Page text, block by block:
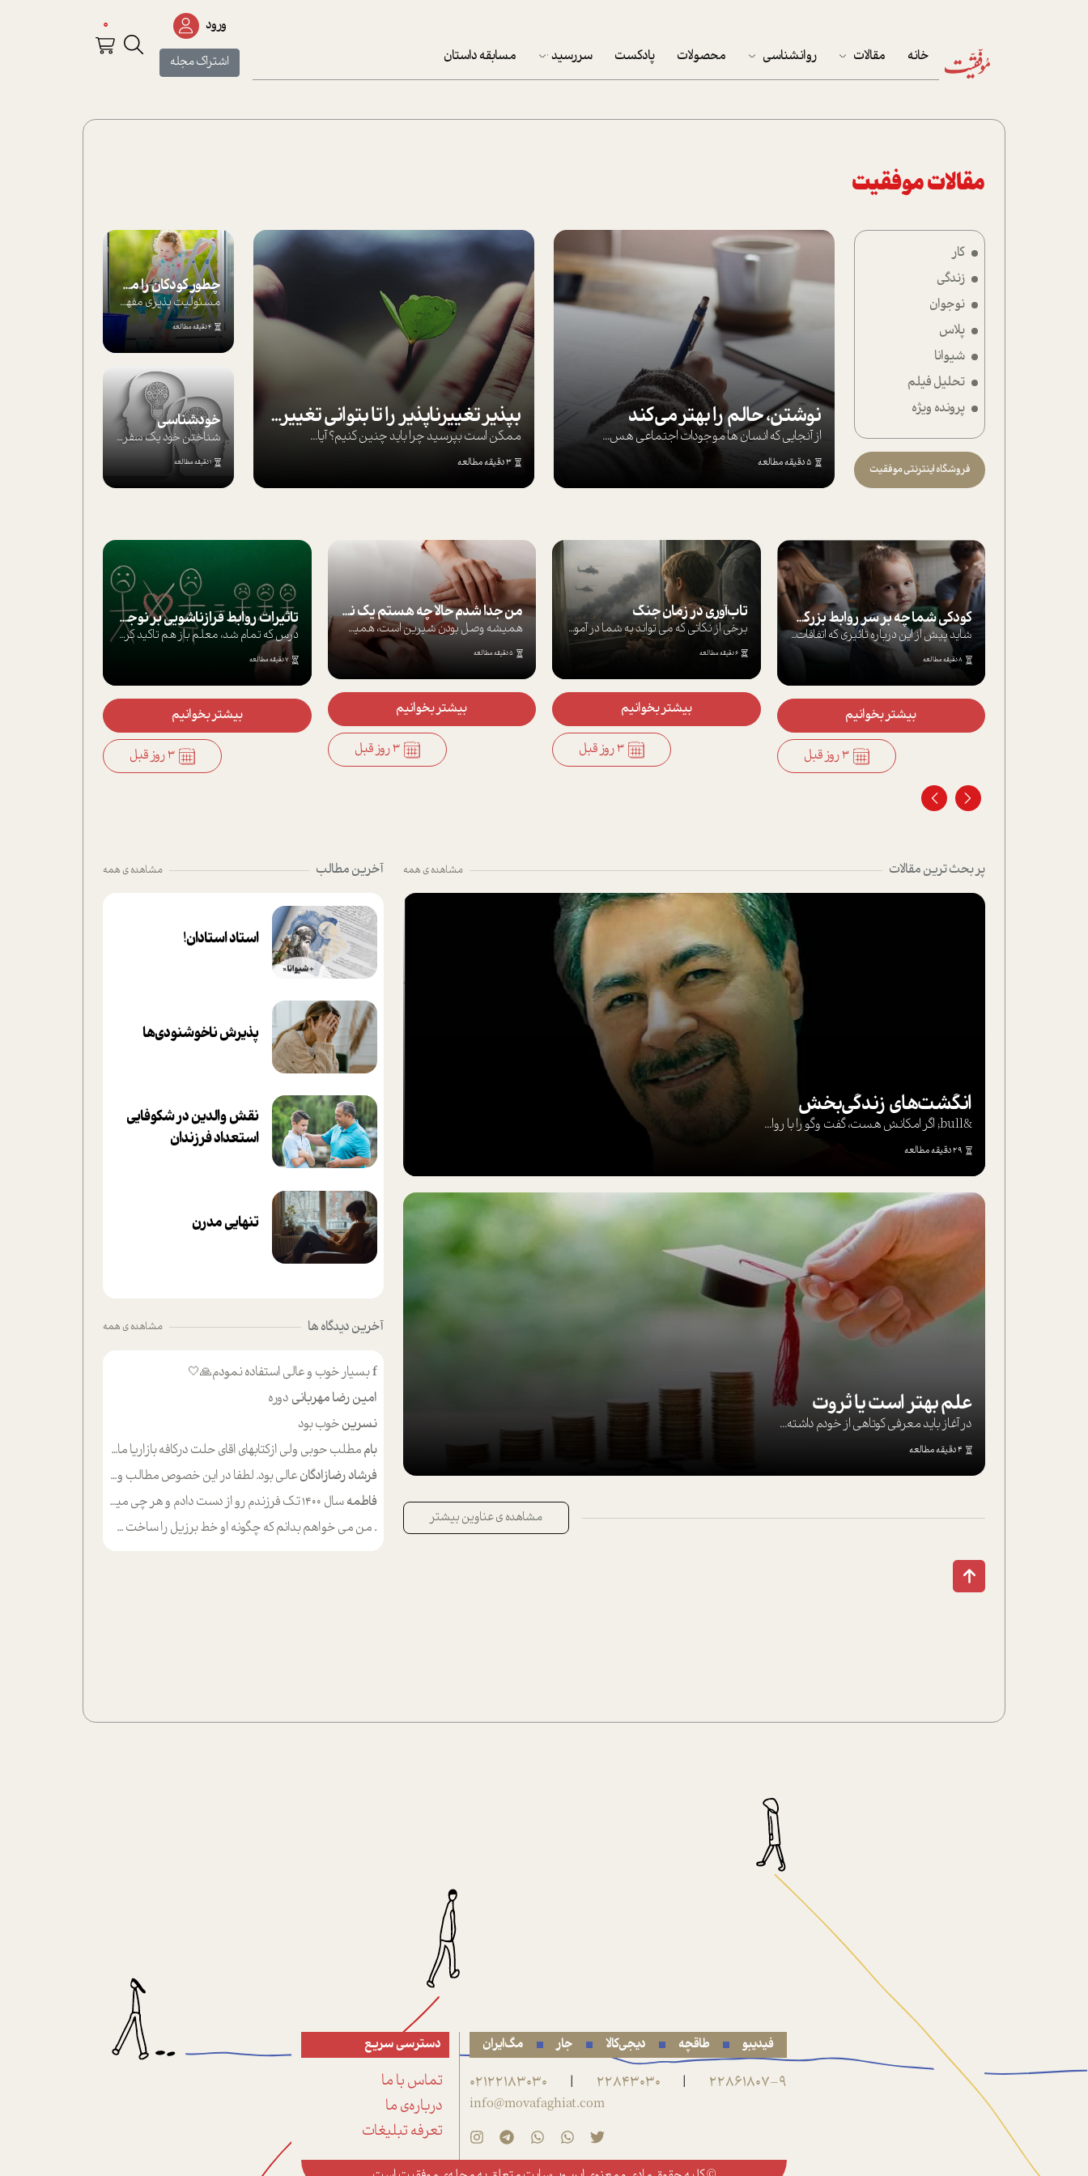
خانه مقالات
پرونده ویژه
داستان
روانشناسی محصولات پادکست سررسید
تقویم دیواری
مسابقه داستان
ورود
اشتراک مجله
0
مقالات موفقیت
کار
زندگی
نوجوان
پلاس
شیوانا
تحلیل فیلم
پرونده ویژه
فروشگاه اینترنتی موفقیت
نوشتن، حالم را بهتر می‌کند
از آنجایی که انسان ها موجودات اجتماعی هس...
5 دقیقه مطالعه
بپذير تغييرناپذير را تا بتواني تغييرش دهي!‏
ممکن است بپرسيد چرا بايد چنين کنيم؟ آيا...
3 دقیقه مطالعه
چطور کودکان را مسئولیت‌پذیر بار بیاورید؟
مسئولیت پذیری مفهومی ا ست که هر چه کودکت...
4 دقیقه مطالعه
خودشناسی
شناختن خود یک سفر است؛ سفری که از مسیره...
1 دقیقه مطالعه
کودکی شما چه بر سر روابط بزرگسالی‌تان می‌آورد؟
شاید پیش از این درباره تاثیری که اتفاقات...
بیشتر بخوانیم
تاب‌آوری در زمان جنگ
برخی از نکاتی که می تواند به شما در آموز...
بیشتر بخوانیم
من جدا شدم حالا چه هستم یک نیمه یا هویتی پنهان؟
همیشه وصل بودن شیرین است، همیشه دیدن ماش...
بیشتر بخوانیم
تاثيرات روابط فرا‌زناشويي بر نوجوانان
درس كه تمام شد، معلم باز هم تاکید کرد که...
بیشتر بخوانیم
موفق‌ها چگونه‌اند؟
یک در هزار!آدم ها وقتی توجه ما را
6 دقیقه مطالعه
پر بحث ترین مقالات مشاهده ی همه
انگشت‌های‌ زندگی‌بخش
&bull; اگر امکانش هست، گفت وگو را با روا...
29 دقیقه مطالعه
علم بهتر است یا ثروت
در آغاز باید معرفی کوتاهی از خودم داشته...
4 دقیقه مطالعه
مشاهده ی عناوین بیشتر
آخرین مطالب مشاهده ی همه
استاد استادان!
پذیرش ناخوشنودی‌ها
نقش والدین در شکوفا‌یی
ا‌ستعداد فرزندان‌
تنهایی مدرن
آخرین دیدگاه ها مشاهده ی همه
fبسیار خوب و عالی استفاده نمودم🙏🤍
امین رضا مهربانی دوره
نسرینخوب بود
باممطلب حوبی ولی ازکتابهای اقای حلت درکافه بازاریا مایکت میزاشتن رایگان خوب بود ولی هرکدام خلاصه شده ش تومجله از طریق سایت هم خوبه اینکه درزیر اخرصفحه گذاشته شده خب ادم خبره میره نصب میکنه میخونه ولی هرکسی گوشیش ظرفیتش نداره باتشکر
فرشاد رضازادگانعالی بود. لطفا در این خصوص مطالب و مثال های بیشتر ی ارایه دهید
فاطمهسال ۱۴۰۰ تک فرزندم رو از دست دادم و هر چی میگذره حالم بدتر میشه و دلتنگتر تنایی رو ترجیح دادم و معاشرت برام سخت شده
.من می خواهم بدانم که چگونه او خط برزیل را ساخت چگونه با چه چیز هایی
فیدیبو طاقچه دیجی‌کالا جار مگ‌ایران
22861807-9
|
22843030
|
02122183030
info@movafaghiat.com
دسترسی سریع
تماس با ما
درباره‌ی ما
تعرفه تبلیغات